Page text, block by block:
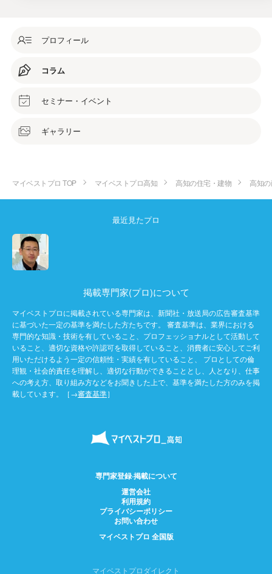
プロフィール
コラム
セミナー・イベント
ギャラリー
マイベストプロ TOP マイベストプロ高知 高知の住宅・建物 高知
最近見たプロ
掲載専門家(プロ)について
マイベストプロに掲載されている専門家は、新聞社・放送局の広告審査基準
に基づいた一定の基準を満たした方たちです。 審査基準は、業界における
専門的な知識・技術を有していること、プロフェッショナルとして活動して
いること、適切な資格や許認可を取得していること、消費者に安心してご利
用いただけるよう一定の信頼性・実績を有していること、 プロとしての倫
理観・社会的責任を理解し、適切な行動ができることとし、人となり、仕事
への考え方、取り組み方などをお聞きした上で、基準を満たした方のみを掲
載しています。［→審査基準］
専門家登録·掲載について
運営会社
利用規約
プライバシーポリシー
お問い合わせ
マイベストプロ 全国版
マイベストプロダイレクト